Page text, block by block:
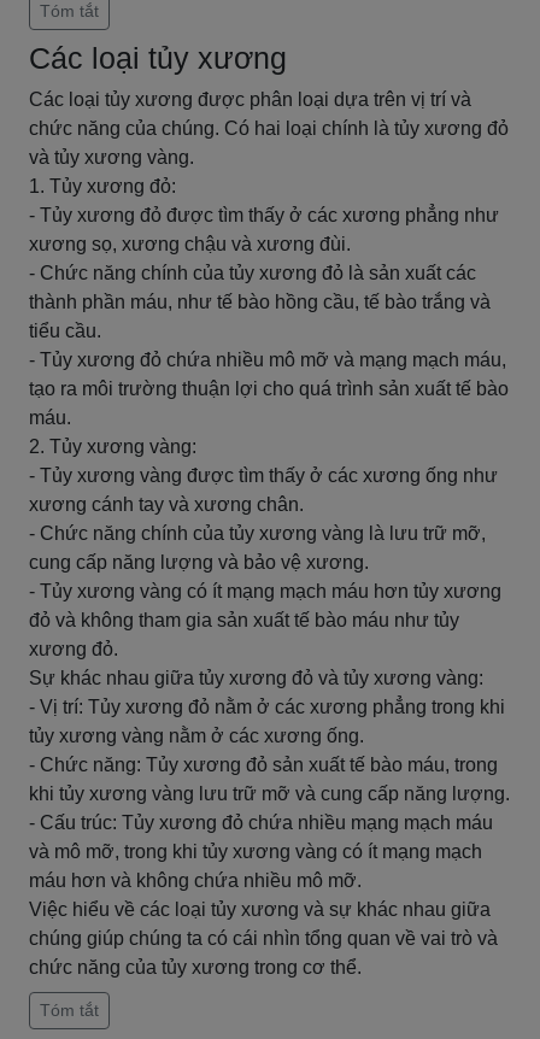
Tóm tắt
Các loại tủy xương
Các loại tủy xương được phân loại dựa trên vị trí và
chức năng của chúng. Có hai loại chính là tủy xương đỏ
và tủy xương vàng.
1. Tủy xương đỏ:
- Tủy xương đỏ được tìm thấy ở các xương phẳng như
xương sọ, xương chậu và xương đùi.
- Chức năng chính của tủy xương đỏ là sản xuất các
thành phần máu, như tế bào hồng cầu, tế bào trắng và
tiểu cầu.
- Tủy xương đỏ chứa nhiều mô mỡ và mạng mạch máu,
tạo ra môi trường thuận lợi cho quá trình sản xuất tế bào
máu.
2. Tủy xương vàng:
- Tủy xương vàng được tìm thấy ở các xương ống như
xương cánh tay và xương chân.
- Chức năng chính của tủy xương vàng là lưu trữ mỡ,
cung cấp năng lượng và bảo vệ xương.
- Tủy xương vàng có ít mạng mạch máu hơn tủy xương
đỏ và không tham gia sản xuất tế bào máu như tủy
xương đỏ.
Sự khác nhau giữa tủy xương đỏ và tủy xương vàng:
- Vị trí: Tủy xương đỏ nằm ở các xương phẳng trong khi
tủy xương vàng nằm ở các xương ống.
- Chức năng: Tủy xương đỏ sản xuất tế bào máu, trong
khi tủy xương vàng lưu trữ mỡ và cung cấp năng lượng.
- Cấu trúc: Tủy xương đỏ chứa nhiều mạng mạch máu
và mô mỡ, trong khi tủy xương vàng có ít mạng mạch
máu hơn và không chứa nhiều mô mỡ.
Việc hiểu về các loại tủy xương và sự khác nhau giữa
chúng giúp chúng ta có cái nhìn tổng quan về vai trò và
chức năng của tủy xương trong cơ thể.
Tóm tắt